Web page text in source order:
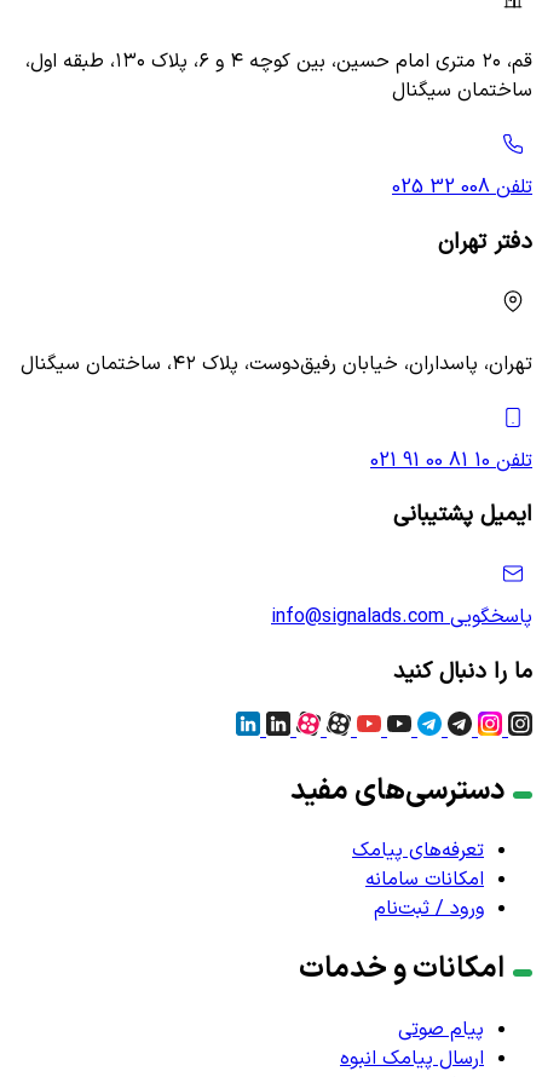
قم، ۲۰ متری امام حسین، بین کوچه ۴ و ۶، پلاک ۱۳۰، طبقه اول،
ساختمان سیگنال
تلفن 025 32 008
دفتر تهران
تهران، پاسداران، خیابان رفیق‌دوست، پلاک ۴۲، ساختمان سیگنال
تلفن 021 91 00 81 10
ایمیل پشتیبانی
پاسخگویی info@signalads.com
ما را دنبال کنید
دسترسی‌های مفید
تعرفه‌های پیامک
امکانات سامانه
ورود / ثبت‌نام
امکانات و خدمات
پیام صوتی
ارسال پیامک انبوه